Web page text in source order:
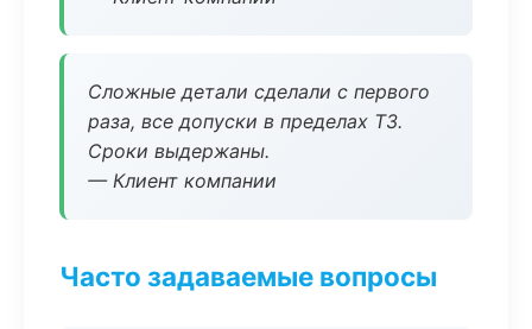
Сложные детали сделали с первого
раза, все допуски в пределах ТЗ.
Сроки выдержаны.
— Клиент компании
Часто задаваемые вопросы